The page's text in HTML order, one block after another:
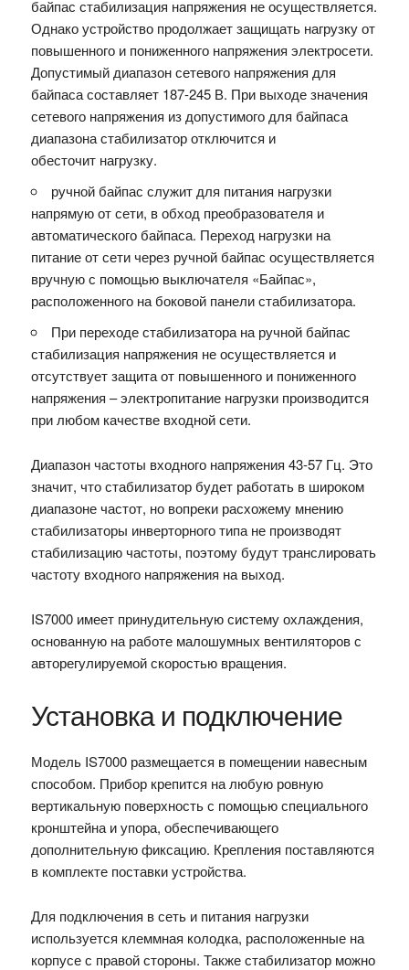
байпас стабилизация напряжения не осуществляется.
Однако устройство продолжает защищать нагрузку от
повышенного и пониженного напряжения электросети.
Допустимый диапазон сетевого напряжения для
байпаса составляет 187-245 В. При выходе значения
сетевого напряжения из допустимого для байпаса
диапазона стабилизатор отключится и
обесточит нагрузку.
ручной байпас служит для питания нагрузки
напрямую от сети, в обход преобразователя и
автоматического байпаса. Переход нагрузки на
питание от сети через ручной байпас осуществляется
вручную с помощью выключателя «Байпас»,
расположенного на боковой панели стабилизатора.
При переходе стабилизатора на ручной байпас
стабилизация напряжения не осуществляется и
отсутствует защита от повышенного и пониженного
напряжения – электропитание нагрузки производится
при любом качестве входной сети.
Диапазон частоты входного напряжения 43-57 Гц. Это
значит, что стабилизатор будет работать в широком
диапазоне частот, но вопреки расхожему мнению
стабилизаторы инверторного типа не производят
стабилизацию частоты, поэтому будут транслировать
частоту входного напряжения на выход.
IS7000 имеет принудительную систему охлаждения,
основанную на работе малошумных вентиляторов с
авторегулируемой скоростью вращения.
Установка и подключение
Модель IS7000 размещается в помещении навесным
способом. Прибор крепится на любую ровную
вертикальную поверхность с помощью специального
кронштейна и упора, обеспечивающего
дополнительную фиксацию. Крепления поставляются
в комплекте поставки устройства.
Для подключения в сеть и питания нагрузки
используется клеммная колодка, расположенные на
корпусе с правой стороны. Также стабилизатор можно